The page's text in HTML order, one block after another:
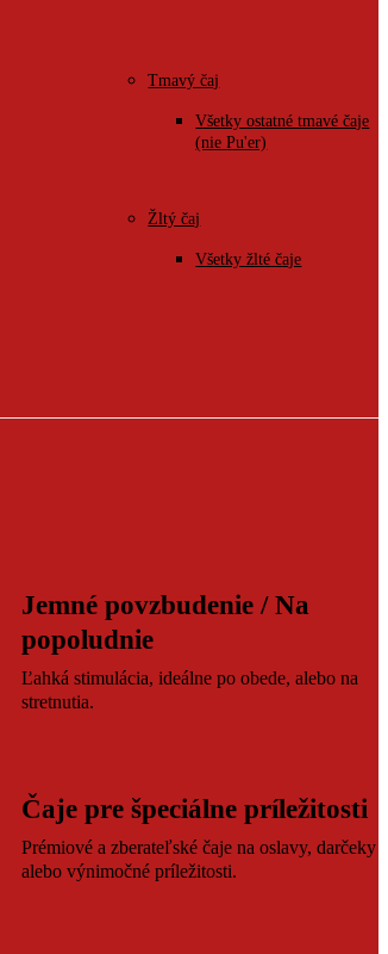
Tmavý čaj
Všetky ostatné tmavé čaje
(nie Pu'er)
Žltý čaj
Všetky žlté čaje
Jemné povzbudenie / Na
popoludnie
Ľahká stimulácia, ideálne po obede, alebo na
stretnutia.
Čaje pre špeciálne príležitosti
Prémiové a zberateľské čaje na oslavy, darčeky
alebo výnimočné príležitosti.